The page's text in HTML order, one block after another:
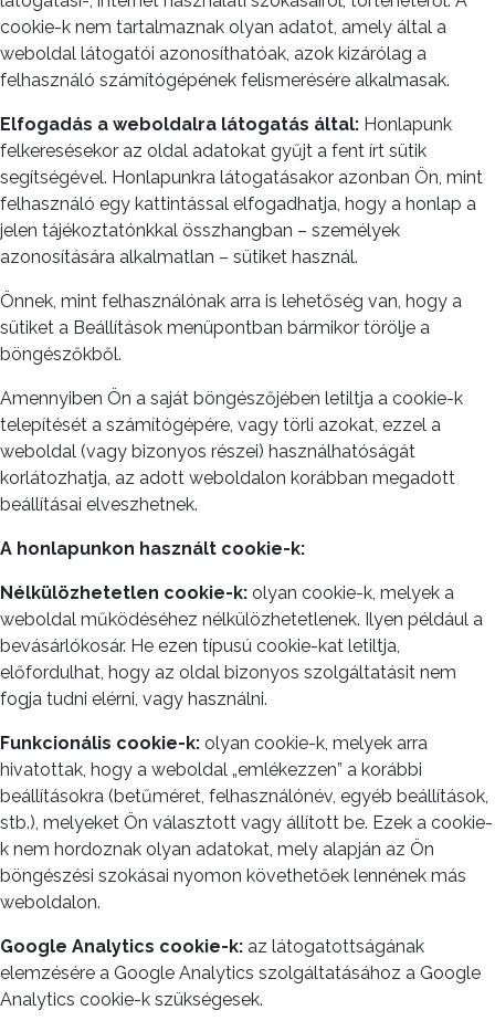
cookie-k nem tartalmaznak olyan adatot, amely által a
weboldal látogatói azonosíthatóak, azok kizárólag a
felhasználó számítógépének felismerésére alkalmasak.
Elfogadás a weboldalra látogatás által: Honlapunk
felkeresésekor az oldal adatokat gyűjt a fent írt sütik
segítségével. Honlapunkra látogatásakor azonban Ön, mint
felhasználó egy kattintással elfogadhatja, hogy a honlap a
jelen tájékoztatónkkal összhangban – személyek
azonosítására alkalmatlan – sütiket használ.
Önnek, mint felhasználónak arra is lehetőség van, hogy a
sütiket a Beállítások menüpontban bármikor törölje a
böngészőkből.
Amennyiben Ön a saját böngészőjében letiltja a cookie-k
telepítését a számítógépére, vagy törli azokat, ezzel a
weboldal (vagy bizonyos részei) használhatóságát
korlátozhatja, az adott weboldalon korábban megadott
beállításai elveszhetnek.
A honlapunkon használt cookie-k:
Nélkülözhetetlen cookie-k: olyan cookie-k, melyek a
weboldal működéséhez nélkülözhetetlenek. Ilyen például a
bevásárlókosár. He ezen típusú cookie-kat letiltja,
előfordulhat, hogy az oldal bizonyos szolgáltatásit nem
fogja tudni elérni, vagy használni.
Funkcionális cookie-k: olyan cookie-k, melyek arra
hivatottak, hogy a weboldal „emlékezzen” a korábbi
beállításokra (betűméret, felhasználónév, egyéb beállítások,
stb.), melyeket Ön választott vagy állított be. Ezek a cookie-
k nem hordoznak olyan adatokat, mely alapján az Ön
böngészési szokásai nyomon követhetőek lennének más
weboldalon.
Google Analytics cookie-k: az látogatottságának
elemzésére a Google Analytics szolgáltatásához a Google
Analytics cookie-k szükségesek.